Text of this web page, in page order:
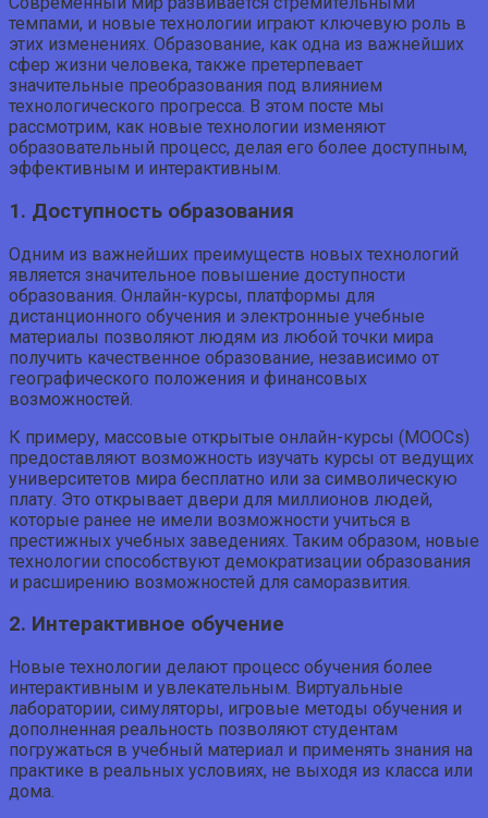
темпами, и новые технологии играют ключевую роль в
этих изменениях. Образование, как одна из важнейших
сфер жизни человека, также претерпевает
значительные преобразования под влиянием
технологического прогресса. В этом посте мы
рассмотрим, как новые технологии изменяют
образовательный процесс, делая его более доступным,
эффективным и интерактивным.
1. Доступность образования
Одним из важнейших преимуществ новых технологий
является значительное повышение доступности
образования. Онлайн-курсы, платформы для
дистанционного обучения и электронные учебные
материалы позволяют людям из любой точки мира
получить качественное образование, независимо от
географического положения и финансовых
возможностей.
К примеру, массовые открытые онлайн-курсы (MOOCs)
предоставляют возможность изучать курсы от ведущих
университетов мира бесплатно или за символическую
плату. Это открывает двери для миллионов людей,
которые ранее не имели возможности учиться в
престижных учебных заведениях. Таким образом, новые
технологии способствуют демократизации образования
и расширению возможностей для саморазвития.
2. Интерактивное обучение
Новые технологии делают процесс обучения более
интерактивным и увлекательным. Виртуальные
лаборатории, симуляторы, игровые методы обучения и
дополненная реальность позволяют студентам
погружаться в учебный материал и применять знания на
практике в реальных условиях, не выходя из класса или
дома.